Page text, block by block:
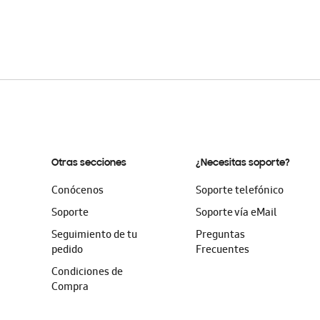
Otras secciones
Conócenos
Soporte
Seguimiento de tu
pedido
Condiciones de
Compra
¿Necesitas soporte?
Soporte telefónico
Soporte vía eMail
Preguntas
Frecuentes